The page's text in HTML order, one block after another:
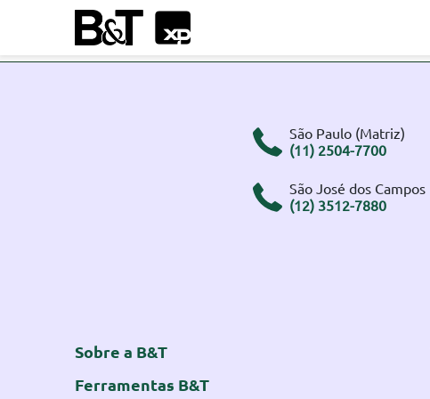
São Paulo (Matriz)
(11) 2504-7700
São José dos Campos
(12) 3512-7880
Sobre a B&T
Ferramentas B&T